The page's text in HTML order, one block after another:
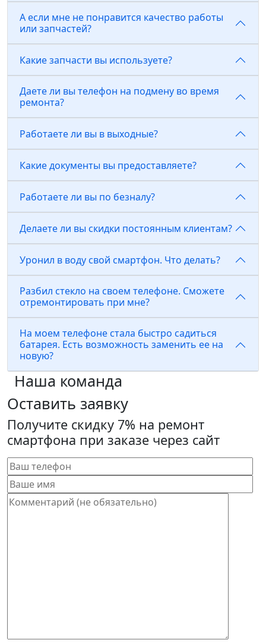
А если мне не понравится качество работы
или запчастей?
Какие запчасти вы используете?
Даете ли вы телефон на подмену во время
ремонта?
Работаете ли вы в выходные?
Какие документы вы предоставляете?
Работаете ли вы по безналу?
Делаете ли вы скидки постоянным клиентам?
Уронил в воду свой смартфон. Что делать?
Разбил стекло на своем телефоне. Сможете
отремонтировать при мне?
На моем телефоне стала быстро садиться
батарея. Есть возможность заменить ее на
новую?
Наша команда
Оставить заявку
Получите скидку 7% на ремонт
смартфона при заказе через сайт